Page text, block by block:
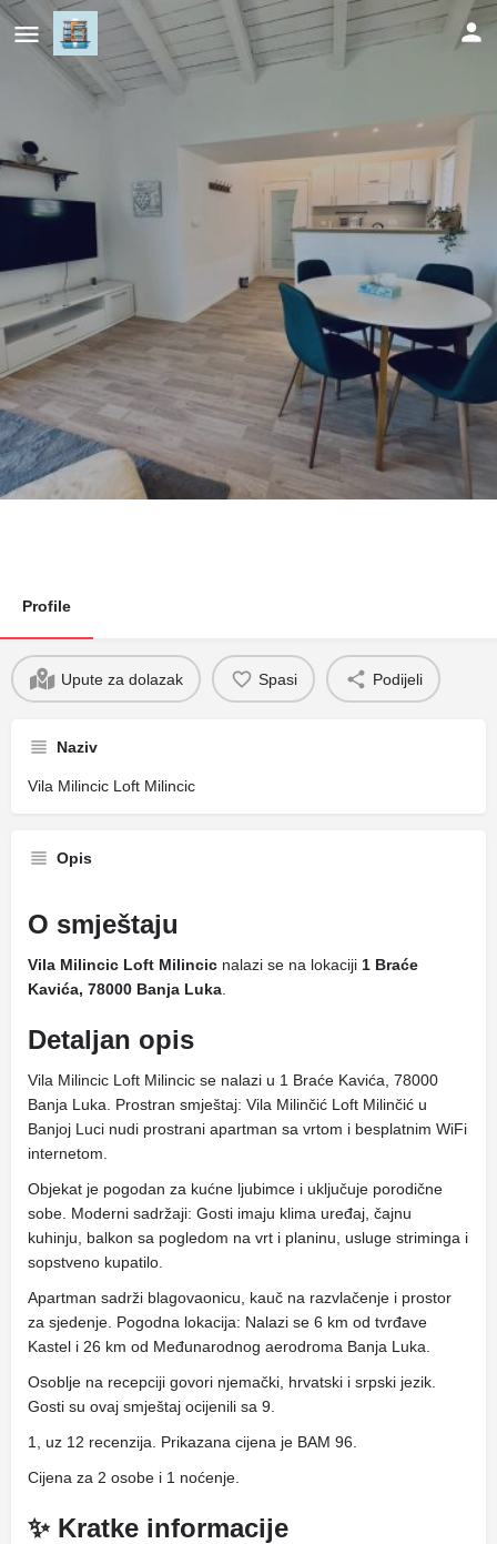
Vila Milincic Loft Milincic
Profile
Upute za dolazak Spasi Podijeli
Naziv
Vila Milincic Loft Milincic
Opis
O smještaju
Vila Milincic Loft Milincic nalazi se na lokaciji 1 Braće
Kavića, 78000 Banja Luka
Detaljan opis
Vila Milincic Loft Milincic se nalazi u 1 Braće Kavića, 78000
Banja Luka. Prostran smještaj: Vila Milinčić Loft Milinčić u
Banjoj Luci nudi prostrani apartman sa vrtom i besplatnim WiFi
internetom.
Objekat je pogodan za kućne ljubimce i uključuje porodične
sobe. Moderni sadržaji: Gosti imaju klima uređaj, čajnu
kuhinju, balkon sa pogledom na vrt i planinu, usluge striminga i
sopstveno kupatilo.
Apartman sadrži blagovaonicu, kauč na razvlačenje i prostor
za sjedenje. Pogodna lokacija: Nalazi se 6 km od tvrđave
Kastel i 26 km od Međunarodnog aerodroma Banja Luka.
Osoblje na recepciji govori njemački, hrvatski i srpski jezik.
Gosti su ovaj smještaj ocijenili sa 9.
1, uz 12 recenzija. Prikazana cijena je BAM 96.
Cijena za 2 osobe i 1 noćenje.
✨ Kratke informacije